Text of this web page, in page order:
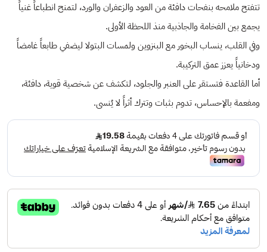
تتفتح ملامحه بنفحات دافئة من العود والزعفران والورد، لتمنح انطباعاً غنياً
يجمع بين الفخامة والجاذبية منذ اللحظة الأولى.
وفي القلب، ينساب البخور مع البنزوين ولمسات البتولا ليضفي طابعاً غامضاً
ودخانياً يعزز عمق التركيبة.
أما القاعدة فتستقر على العنبر والجلود، لتكشف عن شخصية قوية، دافئة،
ومفعمة بالإحساس، تدوم بثبات وتترك أثراً لا يُنسى.